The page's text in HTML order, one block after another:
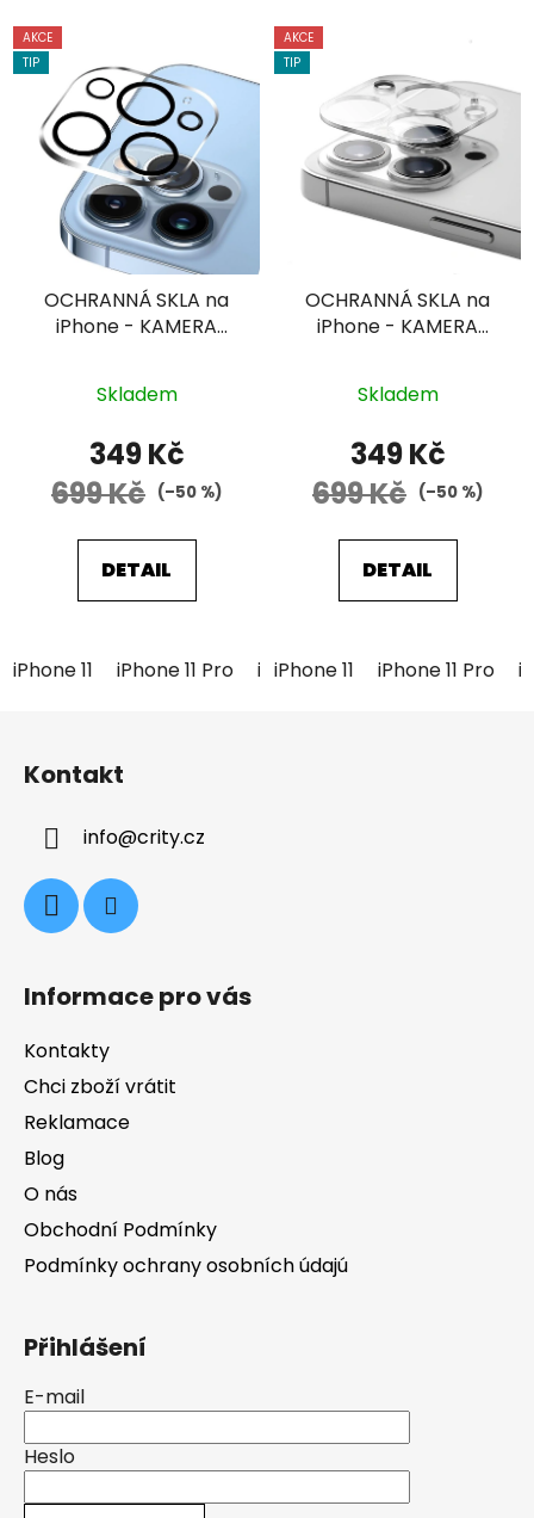
AKCE
TIP
OCHRANNÁ SKLA na
iPhone - KAMERA
hodnocení
produktu
je
5,0
z
5
hvězdiček.
Skladem
349 Kč
699 Kč (–50 %)
DETAIL
iPhone 11 iPhone 11 Pro iPhone 11 Pro Max iPhone
AKCE
TIP
OCHRANNÁ SKLA na
iPhone - KAMERA
hodnocení
produktu
je
5,0
z
5
hvězdiček.
Skladem
349 Kč
699 Kč (–50 %)
DETAIL
iPhone 11 iPhone 11 Pro
Kontakt
info@crity.cz
Informace pro vás
Kontakty
Chci zboží vrátit
Reklamace
Blog
O nás
Obchodní Podmínky
Podmínky ochrany osobních údajú
Přihlášení
E-mail
Heslo